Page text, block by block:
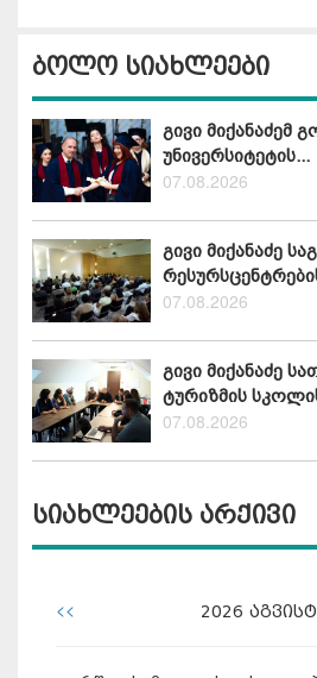
ბოლო სიახლეები
გივი მიქანაძემ
უნივერსიტეტის...
07.08.2026
გივი მიქანაძე
07.08.2026
გივი მიქანაძე
ტურიზმის
07.08.2026
სიახლეების არქივი
<< 2026